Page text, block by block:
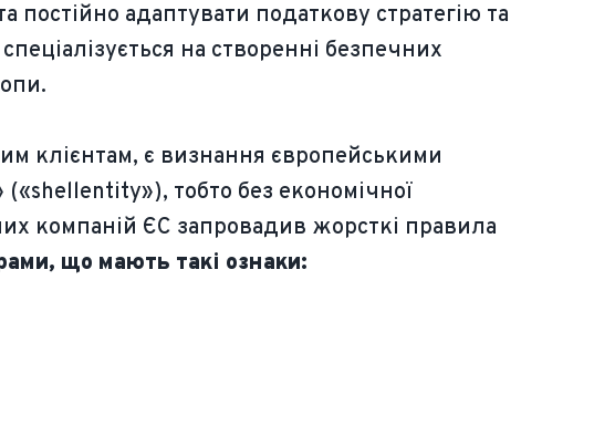
постійно адаптувати податкову стратегію та
на створенні безпечних
клієнтам, є визнання європейськими
тобто без економічної
компаній ЄС запровадив жорсткі правила
що мають такі ознаки: